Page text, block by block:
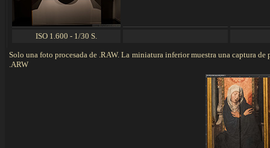
ISO 1.600 - 1/30 S.
Solo una foto procesada de .RAW. La miniatura inferior muestra una captura
.ARW